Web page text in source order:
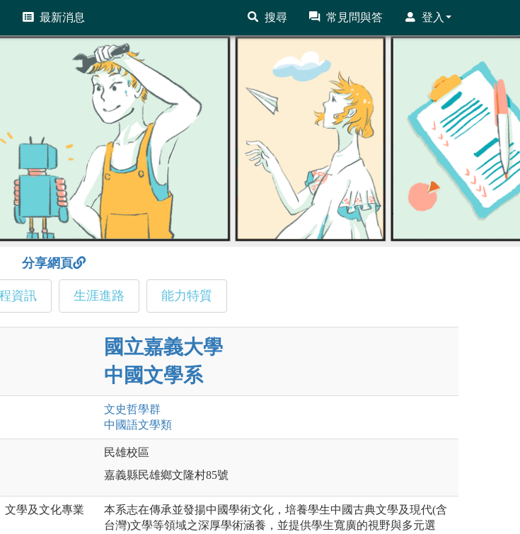
最新消息 搜尋 常見問與答 登入
分享網頁
資訊 生涯進路 能力特質
國立嘉義大學
中國文學系
文史哲學群
中國語文學類
民雄校區
嘉義縣民雄鄉文隆村85號
文學及文化專業
本系志在傳承並發揚中國學術文化，培養學生中國古典文學及現代(含
台灣)文學等領域之深厚學術涵養，並提供學生寬廣的視野與多元選